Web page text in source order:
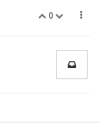
0